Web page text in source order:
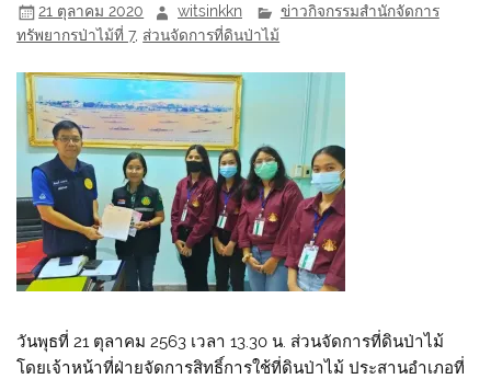
21 ตุลาคม 2020 witsinkkn
ข่าวกิจกรรมสำนักจัดการ
ทรัพยากรป่าไม้ที่ 7, ส่วนจัดการที่ดินป่าไม้
วันพุธที่ 21 ตุลาคม 2563 เวลา 13.30 น. ส่วนจัดการที่ดินป่าไม้
โดยเจ้าหน้าที่ฝ่ายจัดการสิทธิ์การใช้ที่ดินป่าไม้ ประสานอำเภอที่